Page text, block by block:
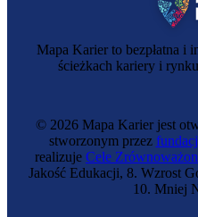
Mapa Karier to bezpłatna i
ścieżkach kariery i
© 2026 Mapa Karier jest
stworzonym przez
realizuje Cele
Jakość Edukacji, 8. Wzrost
10. Mniej